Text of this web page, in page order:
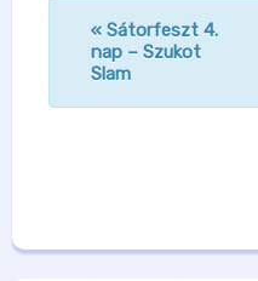
v
c
« Sátorfeszt 4.
nap – Szukot
Slam